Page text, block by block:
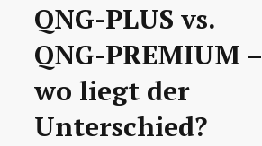
QNG-PLUS vs.
QNG-PREMIUM –
wo liegt der
Unterschied?